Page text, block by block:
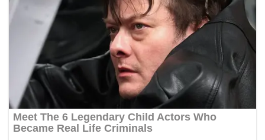
sebab tertentu. – MYNEWSHUB.CC